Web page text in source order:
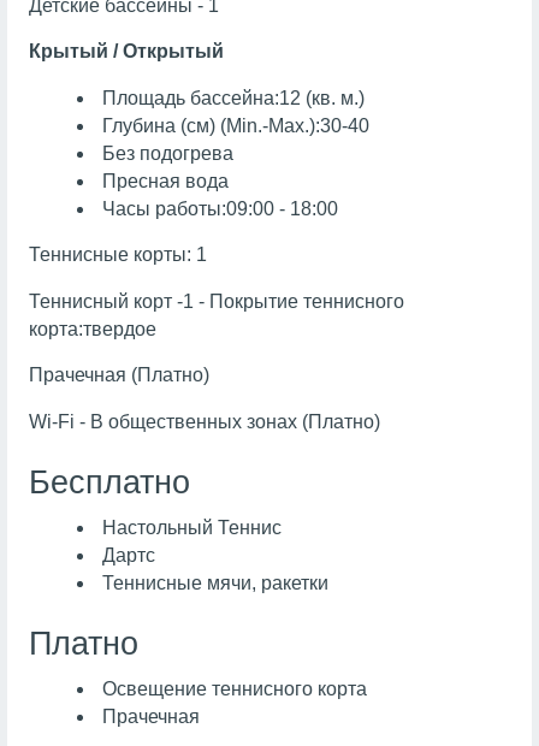
Детские бассейны - 1
Крытый / Открытый
Площадь бассейна:12 (кв. м.)
Глубина (см) (Min.-Max.):30-40
Без подогрева
Пресная вода
Часы работы:09:00 - 18:00
Теннисные корты: 1
Теннисный корт -1 - Покрытие теннисного
корта:твердое
Прачечная (Платно)
Wi-Fi - В общественных зонах (Платно)
Бесплатно
Настольный Теннис
Дартс
Теннисные мячи, ракетки
Платно
Освещение теннисного корта
Прачечная